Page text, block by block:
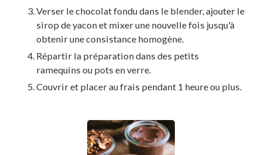
Verser le chocolat fondu dans le blender, ajouter le
sirop de yacon et mixer une nouvelle fois jusqu'à
obtenir une consistance homogène.
Répartir la préparation dans des petits
ramequins ou pots en verre.
Couvrir et placer au frais pendant 1 heure ou plus.